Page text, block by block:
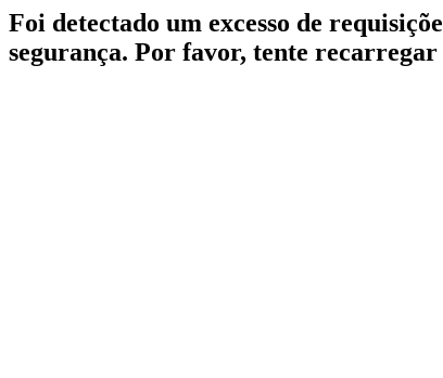
Foi detectado um excesso de
segurança. Por favor, tente recarregar